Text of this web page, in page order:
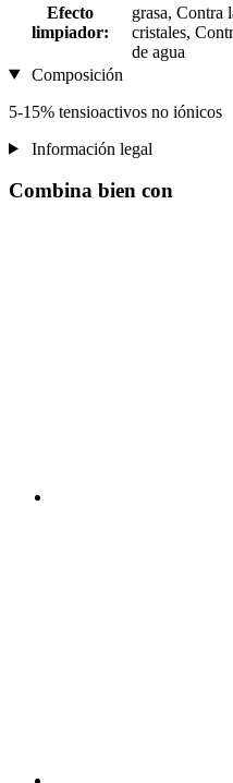
Efecto
limpiador:
grasa, Contra
cristales,
de agua
Composición
5-15% tensioactivos no iónicos
Información legal
Combina bien con